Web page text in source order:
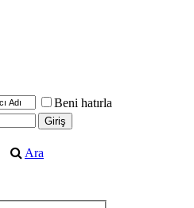
Beni hatırla
Ara